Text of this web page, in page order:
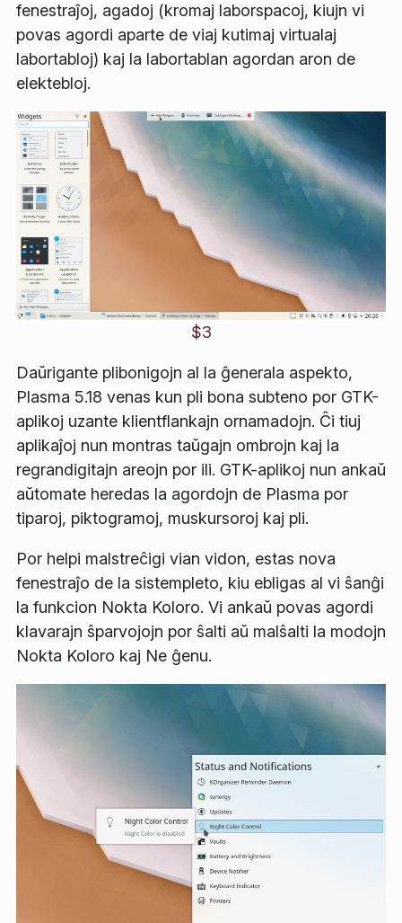
fenestraĵoj, agadoj (kromaj laborspacoj, kiujn vi
povas agordi aparte de viaj kutimaj virtualaj
labortabloj) kaj la labortablan agordan aron de
elektebloj.
$3
Daŭrigante plibonigojn al la ĝenerala aspekto,
Plasma 5.18 venas kun pli bona subteno por GTK-
aplikoj uzante klientflankajn ornamadojn. Ĉi tiuj
aplikaĵoj nun montras taŭgajn ombrojn kaj la
regrandigitajn areojn por ili. GTK-aplikoj nun ankaŭ
aŭtomate heredas la agordojn de Plasma por
tiparoj, piktogramoj, muskursoroj kaj pli.
Por helpi malstreĉigi vian vidon, estas nova
fenestraĵo de la sistempleto, kiu ebligas al vi ŝanĝi
la funkcion Nokta Koloro. Vi ankaŭ povas agordi
klavarajn ŝparvojojn por ŝalti aŭ malŝalti la modojn
Nokta Koloro kaj Ne ĝenu.